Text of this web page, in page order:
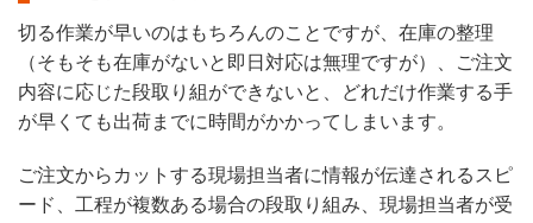
切る作業が早いのはもちろんのことですが、在庫の整理
（そもそも在庫がないと即日対応は無理ですが）、ご注文
内容に応じた段取り組ができないと、どれだけ作業する手
が早くても出荷までに時間がかかってしまいます。
ご注文からカットする現場担当者に情報が伝達されるスピ
ード、工程が複数ある場合の段取り組み、現場担当者が受